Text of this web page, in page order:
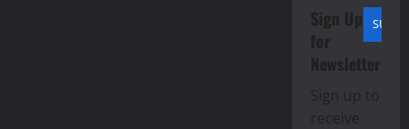
Sign Up
for
Newsletter
Sign up to
receive